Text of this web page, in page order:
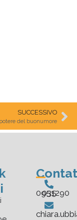
SUCCESSIVO
del buonumore
035 0951290